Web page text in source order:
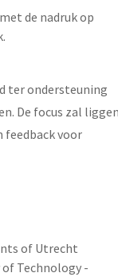
de nadruk op
ter ondersteuning
De focus zal liggen
feedback voor
of Utrecht
of Technology -